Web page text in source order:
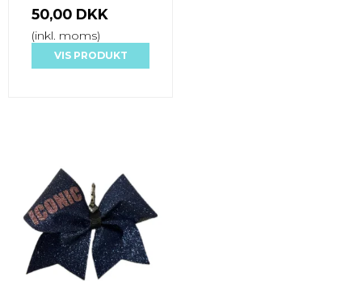
50,00 DKK
(inkl. moms)
VIS PRODUKT